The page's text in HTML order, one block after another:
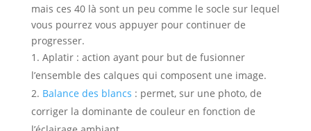
mais ces 40 là sont un peu comme le socle sur lequel
vous pourrez vous appuyer pour continuer de
progresser.
Aplatir : action ayant pour but de fusionner
l’ensemble des calques qui composent une image.
Balance des blancs : permet, sur une photo, de
corriger la dominante de couleur en fonction de